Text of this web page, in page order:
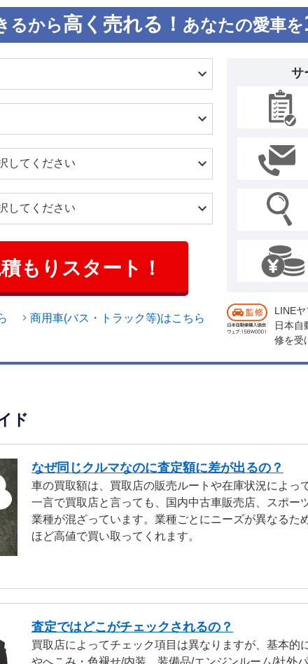
るから高く売れる！ あなたの愛車を
もりスタート！
商用車(バス・トラック等)はこちら
サ
LINE
日本自
修を受
ド
なぜ同じクルマなのに査定額に差が出るの？
車の買取額は、買取店の販売ルートや在庫状況によっ
一言で買取店と言っても、国内中古車販売店、スポー
業種が混ざっています。業種ごとにニーズが異なるた
ほど高値で買い取ってくれます。
査定ではどこがチェックされるの？
買取店によってチェック項目は異なりますが、基本的
やへこみ・色褪せ/内装、装備品/エンジンルーム/社外